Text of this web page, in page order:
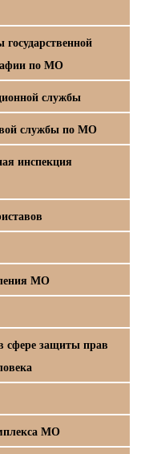
по МО
службы
службы по МО
инспекция
МО
сфере защиты прав
МО